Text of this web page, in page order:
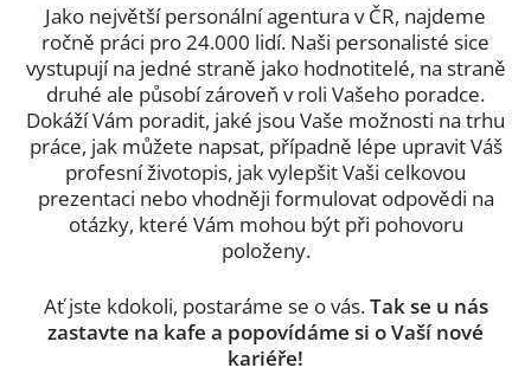
Jako největší personální agentura v ČR, najdeme
ročně práci pro 24.000 lidí. Naši personalisté sice
vystupují na jedné straně jako hodnotitelé, na straně
druhé ale působí zároveň v roli Vašeho poradce.
Dokáží Vám poradit, jaké jsou Vaše možnosti na trhu
práce, jak můžete napsat, případně lépe upravit Váš
profesní životopis, jak vylepšit Vaši celkovou
prezentaci nebo vhodněji formulovat odpovědi na
otázky, které Vám mohou být při pohovoru
položeny.
Ať jste kdokoli, postaráme se o vás.Tak se u nás
zastavte na kafe a popovídáme si o Vaší nové
kariéře!